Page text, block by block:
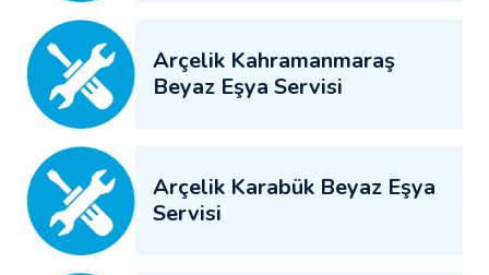
Arçelik Kahramanmaraş
Beyaz Eşya Servisi
Arçelik Karabük Beyaz Eşya
Servisi